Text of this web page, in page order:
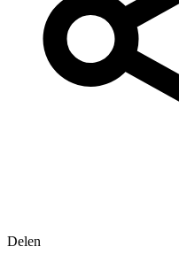
Delen